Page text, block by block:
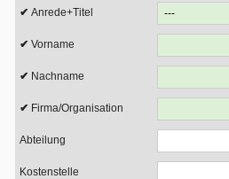
Anrede+Titel
Vorname
Nachname
Firma/Organisation
Abteilung
Kostenstelle